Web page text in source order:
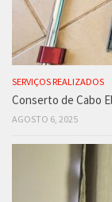
SERVIÇOS REALIZADOS
Conserto de Cabo
AGOSTO 6, 2025